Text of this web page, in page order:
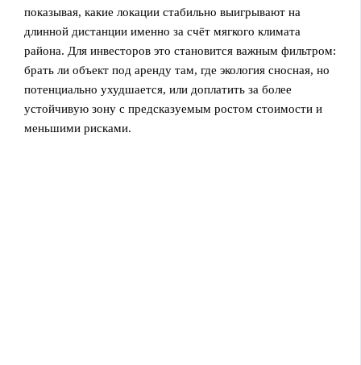
показывая, какие локации стабильно выигрывают на
длинной дистанции именно за счёт мягкого климата
района. Для инвесторов это становится важным фильтром:
брать ли объект под аренду там, где экология сносная, но
потенциально ухудшается, или доплатить за более
устойчивую зону с предсказуемым ростом стоимости и
меньшими рисками.